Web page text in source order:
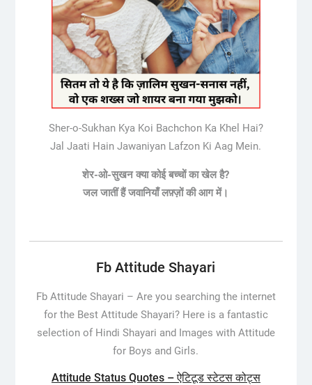
Sher-o-Sukhan Kya Koi Bachchon Ka Khel Hai?
Jal Jaati Hain Jawaniyan Lafzon Ki Aag Mein.
शेर-ओ-सुखन क्या कोई बच्चों का खेल है?
जल जातीं हैं जवानियाँ लफ़्ज़ों की आग में।
Fb Attitude Shayari
Fb Attitude Shayari – Are you searching the internet
for the Best Attitude Shayari? Here is a fantastic
selection of Hindi Shayari and Images with Attitude
for Boys and Girls.
Attitude Status Quotes – ऐटिटूड स्टेटस कोट्स